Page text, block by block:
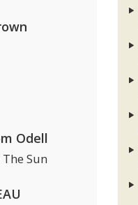
Odell
Sun